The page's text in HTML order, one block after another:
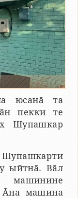
юсанӑ та
пекки те
Шупашкар
ыйтнӑ. Вӑл
машинине
Ӑна машина